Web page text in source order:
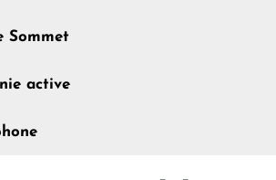
Sommet
active